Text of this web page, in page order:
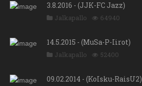
3.8.2016 - (JJK-FC Jazz)
Jalkapallo 64940
14.5.2015 - (MuSa-P-Iirot)
Jalkapallo 52400
09.02.2014 - (KoIsku-RaisU2)